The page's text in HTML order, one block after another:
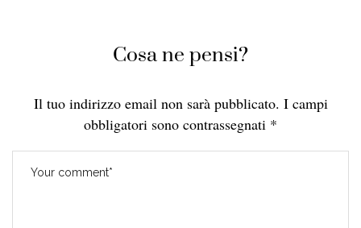
Cosa ne pensi?
Il tuo indirizzo email non sarà pubblicato. I campi
obbligatori sono contrassegnati *